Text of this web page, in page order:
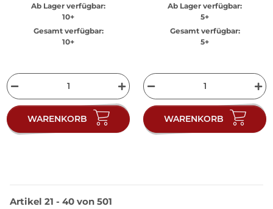
Ab Lager verfügbar:
10+
Gesamt verfügbar:
10+
WARENKORB
Ab Lager verfügbar:
5+
Gesamt verfügbar:
5+
WARENKORB
Artikel 21 - 40 von 501